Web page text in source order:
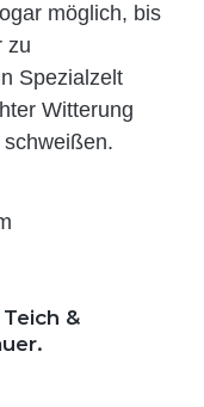
möglich, bis
zu
Spezi­alzelt
Witterung
&